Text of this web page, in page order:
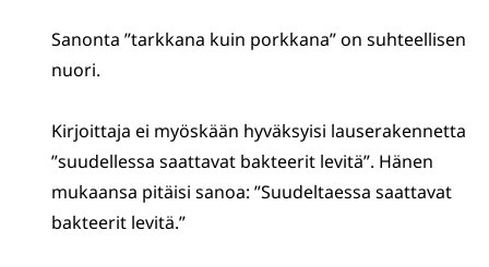
Sanonta ”tarkkana kuin porkkana” on suhteellisen
nuori.
Kirjoittaja ei myöskään hyväksyisi lauserakennetta
”suudellessa saattavat bakteerit levitä”. Hänen
mukaansa pitäisi sanoa: ”Suudeltaessa saattavat
bakteerit levitä.”